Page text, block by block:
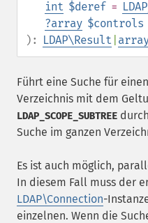
int $deref =
?array $controls
):
LDAP\Result
Führt eine Suche für
Verzeichnis mit dem
LDAP_SCOPE_SUBTREE
Suche im ganzen
Es ist auch möglich,
In diesem Fall muss der
LDAP\Connection-
einzelnen. Wenn die